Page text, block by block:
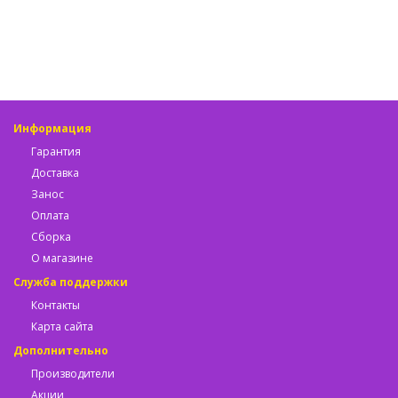
Информация
Гарантия
Доставка
Занос
Оплата
Сборка
О магазине
Служба поддержки
Контакты
Карта сайта
Дополнительно
Производители
Акции